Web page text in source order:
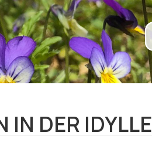
IN DER IDYLLE